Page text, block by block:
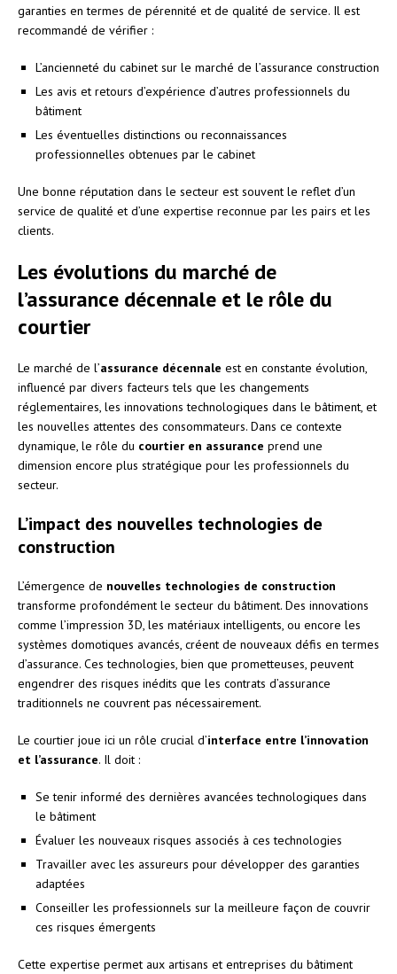
garanties en termes de pérennité et de qualité de service. Il est
recommandé de vérifier :
L’ancienneté du cabinet sur le marché de l’assurance construction
Les avis et retours d’expérience d’autres professionnels du
bâtiment
Les éventuelles distinctions ou reconnaissances
professionnelles obtenues par le cabinet
Une bonne réputation dans le secteur est souvent le reflet d’un
service de qualité et d’une expertise reconnue par les pairs et les
clients.
Les évolutions du marché de
l’assurance décennale et le rôle du
courtier
Le marché de l’assurance décennale est en constante évolution,
influencé par divers facteurs tels que les changements
réglementaires, les innovations technologiques dans le bâtiment, et
les nouvelles attentes des consommateurs. Dans ce contexte
dynamique, le rôle du courtier en assurance prend une
dimension encore plus stratégique pour les professionnels du
secteur.
L’impact des nouvelles technologies de
construction
L’émergence de nouvelles technologies de construction
transforme profondément le secteur du bâtiment. Des innovations
comme l’impression 3D, les matériaux intelligents, ou encore les
systèmes domotiques avancés, créent de nouveaux défis en termes
d’assurance. Ces technologies, bien que prometteuses, peuvent
engendrer des risques inédits que les contrats d’assurance
traditionnels ne couvrent pas nécessairement.
Le courtier joue ici un rôle crucial d’interface entre l’innovation
et l’assurance. Il doit :
Se tenir informé des dernières avancées technologiques dans
le bâtiment
Évaluer les nouveaux risques associés à ces technologies
Travailler avec les assureurs pour développer des garanties
adaptées
Conseiller les professionnels sur la meilleure façon de couvrir
ces risques émergents
Cette expertise permet aux artisans et entreprises du bâtiment